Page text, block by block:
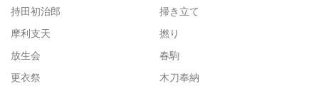
持田初治郎
掃き立て
摩利支天
撚り
放生会
春駒
更衣祭
木刀奉納